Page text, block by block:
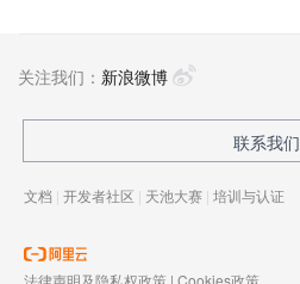
关注我们： 新浪微博
联系我们
文档 | 开发者社区 | 天池大赛 | 培训与认证
法律声明及隐私权政策 | Cookies政策